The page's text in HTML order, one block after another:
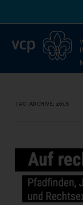
TAG-ARCHIVE: 2016